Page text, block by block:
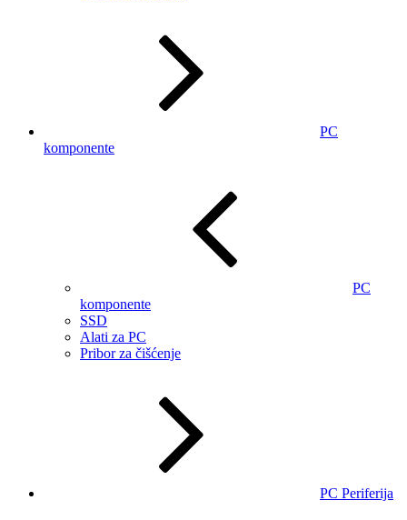
PC
komponente
PC
komponente
SSD
Alati za PC
Pribor za čišćenje
PC Periferija